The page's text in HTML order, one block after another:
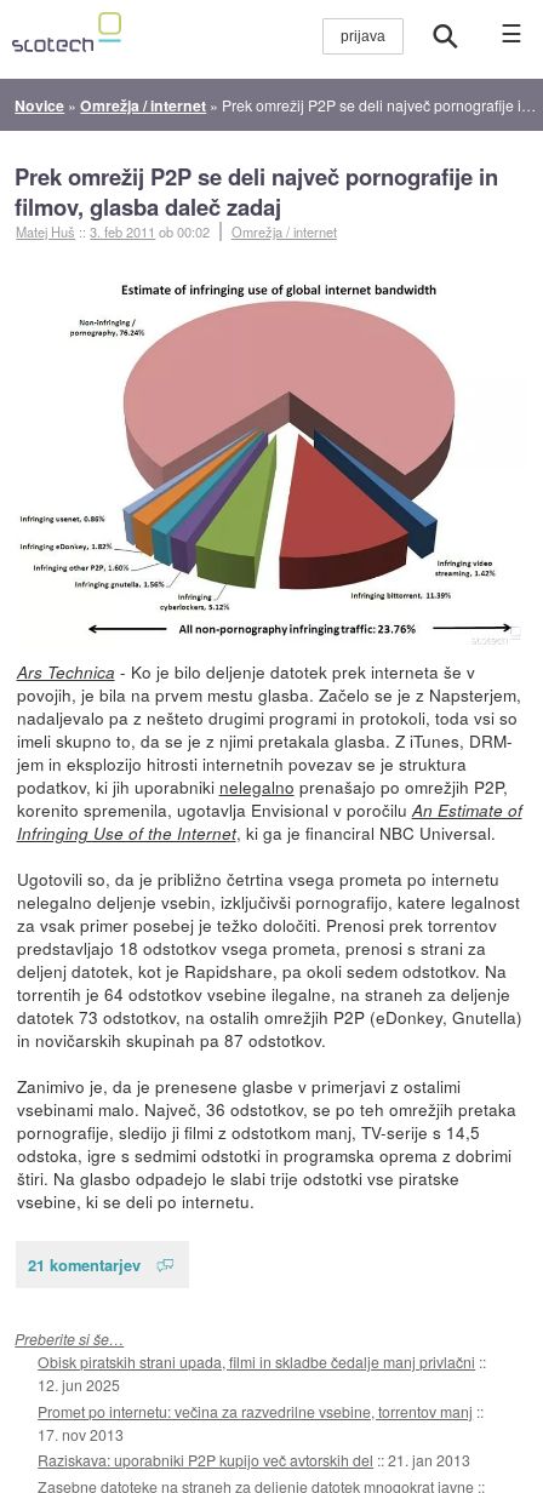
☰
Novice »Omrežja / internet » Prek omrežij P2P se deli največ pornografije in filmov, glasba daleč zadaj
Prek omrežij P2P se deli največ pornografije in
filmov, glasba daleč zadaj
Matej Huš ::3. feb 2011 ob 00:02 Omrežja / internet
Ars Technica - Ko je bilo deljenje datotek prek interneta še v
povojih, je bila na prvem mestu glasba. Začelo se je z Napsterjem,
nadaljevalo pa z nešteto drugimi programi in protokoli, toda vsi so
imeli skupno to, da se je z njimi pretakala glasba. Z iTunes, DRM-
jem in eksplozijo hitrosti internetnih povezav se je struktura
podatkov, ki jih uporabniki nelegalno prenašajo po omrežjih P2P,
korenito spremenila, ugotavlja Envisional v poročilu An Estimate of
Infringing Use of the Internet, ki ga je financiral NBC Universal.
Ugotovili so, da je približno četrtina vsega prometa po internetu
nelegalno deljenje vsebin, izključivši pornografijo, katere legalnost
za vsak primer posebej je težko določiti. Prenosi prek torrentov
predstavljajo 18 odstotkov vsega prometa, prenosi s strani za
deljenj datotek, kot je Rapidshare, pa okoli sedem odstotkov. Na
torrentih je 64 odstotkov vsebine ilegalne, na straneh za deljenje
datotek 73 odstotkov, na ostalih omrežjih P2P (eDonkey, Gnutella)
in novičarskih skupinah pa 87 odstotkov.
Zanimivo je, da je prenesene glasbe v primerjavi z ostalimi
vsebinami malo. Največ, 36 odstotkov, se po teh omrežjih pretaka
pornografije, sledijo ji filmi z odstotkom manj, TV-serije s 14,5
odstoka, igre s sedmimi odstotki in programska oprema z dobrimi
štiri. Na glasbo odpadejo le slabi trije odstotki vse piratske
vsebine, ki se deli po internetu.
21 komentarjev
Preberite si še…
Obisk piratskih strani upada, filmi in skladbe čedalje manj privlačni ::
12. jun 2025
Promet po internetu: večina za razvedrilne vsebine, torrentov manj ::
17. nov 2013
Raziskava: uporabniki P2P kupijo več avtorskih del ::21. jan 2013
Zasebne datoteke na straneh za deljenje datotek mnogokrat javne ::